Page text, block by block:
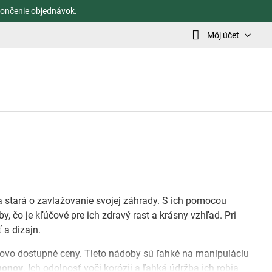
objednávok.
Môj účet
o zavlažovanie svojej záhrady. S ich pomocou
čo je kľúčové pre ich zdravý rast a krásny vzhľad. Pri
a dizajn.
dostupné ceny. Tieto nádoby sú ľahké na manipuláciu
. Ich odolnosť voči korózii a ľahká údržba ich robia